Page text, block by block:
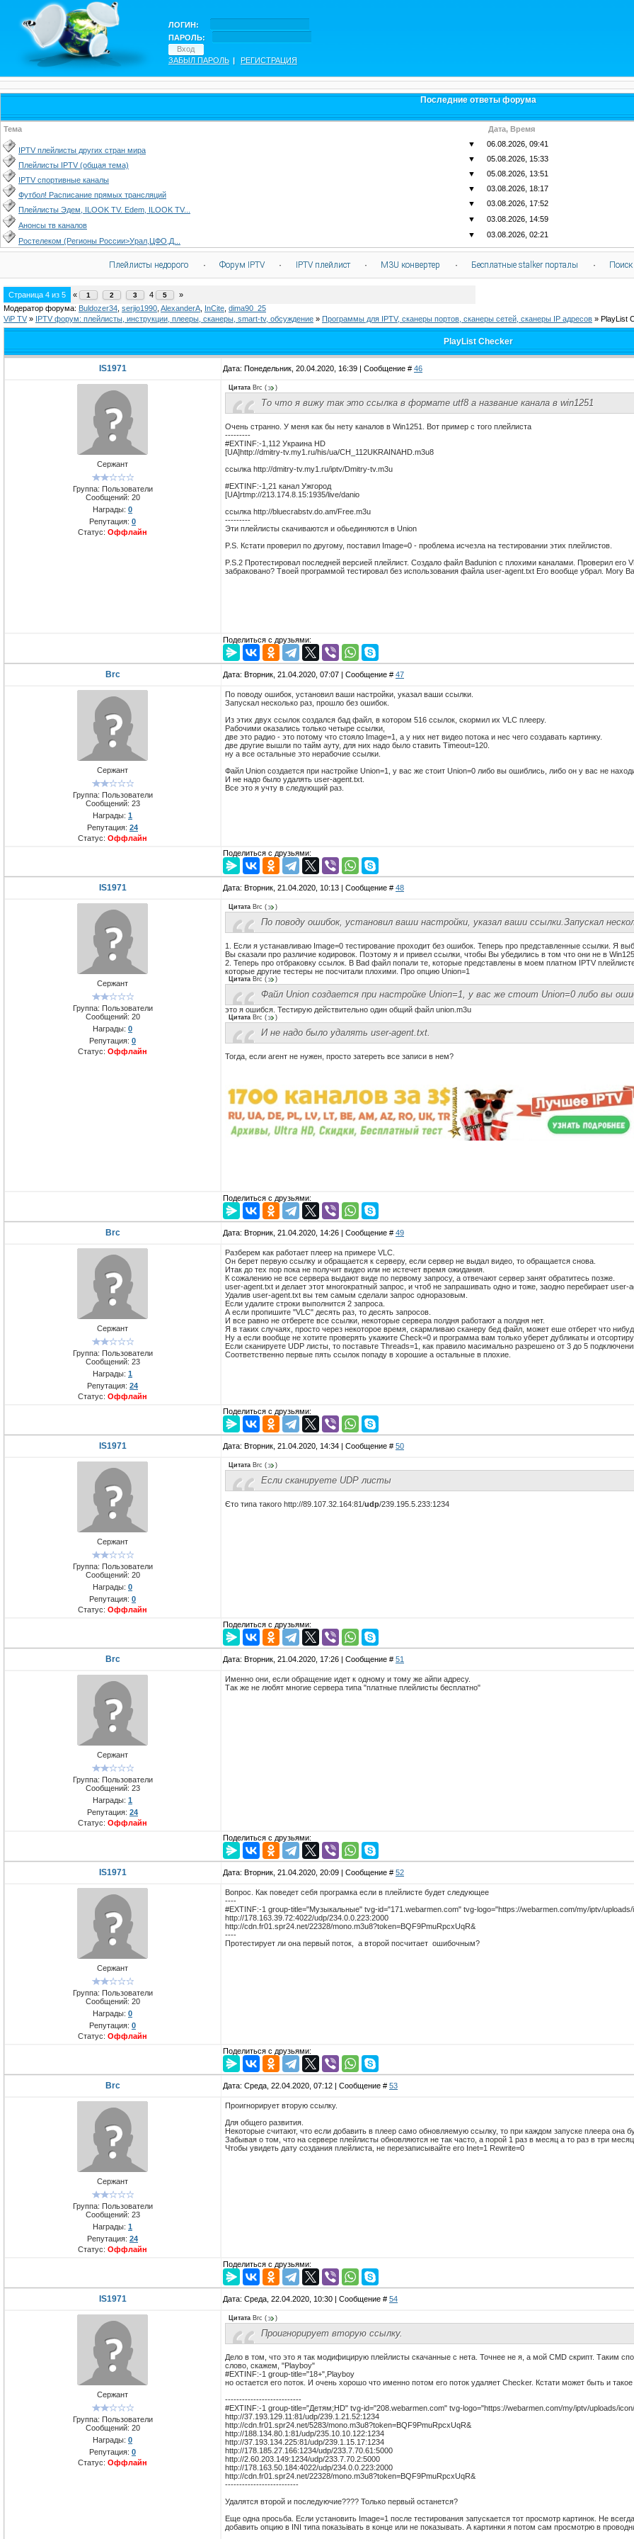
ЛОГИН:
ПАРОЛЬ:
ЗАБЫЛ ПАРОЛЬ | РЕГИСТРАЦИЯ
Последние ответы форума
Тема Дата, Время
IPTV плейлисты других стран мира
▼ 06.08.2026, 09:41
Плейлисты IPTV (общая тема)
▼ 05.08.2026, 15:33
IPTV спортивные каналы
▼ 05.08.2026, 13:51
Футбол! Расписание прямых трансляций
▼ 03.08.2026, 18:17
Плейлисты Эдем, ILOOK TV. Edem, ILOOK TV...
▼ 03.08.2026, 17:52
Анонсы тв каналов
▼ 03.08.2026, 14:59
Ростелеком (Регионы России>Урал,ЦФО,Д...
▼ 03.08.2026, 02:21
Плейлисты недорого · Форум IPTV · IPTV плейлист · M3U конвертер · Бесплатные stalker порталы · Поиск
Страница 4 из 5 « 1 2 3 4 5
»
Модератор форума: Buldozer34 serjio1990 AlexanderA InCite dima90_25
ViP TV » IPTV форум: плейлисты, инструкции, плееры, сканеры, smart-tv, обсуждение » Программы для IPTV, сканеры портов, сканеры сетей, сканеры IP адресов » PlayList
PlayList Checker
IS1971 Дата: Понедельник, 20.04.2020, 16:39 | Сообщение # 46
Сержант
Группа: Пользователи
Сообщений: 20
Награды: 0
Репутация: 0
Статус: Оффлайн
Цитата Brc ( )
То что я вижу так это ссылка в формате utf8 а название канала в win1251
Очень странно. У меня как бы нету каналов в Win1251. Вот пример с того плейлиста
---------
#EXTINF:-1,112 Украина HD
[UA]http://dmitry-tv.my1.ru/his/ua/CH_112UKRAINAHD.m3u8
ссылка http://dmitry-tv.my1.ru/iptv/Dmitry-tv.m3u
#EXTINF:-1,21 канал Ужгород
[UA]rtmp://213.174.8.15:1935/live/danio
ссылка http://bluecrabstv.do.am/Free.m3u
---------
Эти плейлисты скачиваются и обьединяются в Union
P.S. Кстати проверил по другому, поставил Image=0 - проблема исчезла на тестировании этих плейлистов.
P.S.2 Протестировал последней версией плейлист. Создало файл Badunion с плохими каналами. Проверил
забраковано? Твоей программой тестировал без использования файла user-agent.txt Его вообще убрал. Могу
Поделиться с друзьями:
Brc Дата: Вторник, 21.04.2020, 07:07 | Сообщение # 47
Сержант
Группа: Пользователи
Сообщений: 23
Награды: 1
Репутация: 24
Статус: Оффлайн
По поводу ошибок, установил ваши настройки, указал ваши ссылки.
Запускал несколько раз, прошло без ошибок.
Из этих двух ссылок создался бад файл, в котором 516 ссылок, скормил их VLC плееру.
Рабочими оказались только четыре ссылки,
две это радио - это потому что стояло Image=1, а у них нет видео потока и нес чего создавать картинку.
две другие вышли по тайм ауту, для них надо было ставить Timeout=120.
ну а все остальные это нерабочие ссылки.
Файл Union создается при настройке Union=1, у вас же стоит Union=0 либо вы ошиблись, либо он у вас не
И не надо было удалять user-agent.txt.
Все это я учту в следующий раз.
Поделиться с друзьями:
IS1971 Дата: Вторник, 21.04.2020, 10:13 | Сообщение # 48
Сержант
Группа: Пользователи
Сообщений: 20
Награды: 0
Репутация: 0
Статус: Оффлайн
Цитата Brc ( )
По поводу ошибок, установил ваши настройки, указал ваши ссылки.Запускал
1. Если я устанавливаю Image=0 тестирование проходит без ошибок. Теперь про представленные ссылки. Я
Вы сказали про различие кодировок. Поэтому я и привел ссылки, чтобы Вы убедились в том что они не в
2. Теперь про отбраковку ссылок. В Bad файл попали те, которые представлены в моем платном IPTV
которые другие тестеры не посчитали плохими. Про опцию Union=1
Цитата Brc ( )
Файл Union создается при настройке Union=1, у вас же стоит Union=0 либо вы
это я ошибся. Тестирую действительно один общий файл union.m3u
Цитата Brc ( )
И не надо было удалять user-agent.txt.
Тогда, если агент не нужен, просто затереть все записи в нем?
Поделиться с друзьями:
Brc Дата: Вторник, 21.04.2020, 14:26 | Сообщение # 49
Сержант
Группа: Пользователи
Сообщений: 23
Награды: 1
Репутация: 24
Статус: Оффлайн
Разберем как работает плеер на примере VLC.
Он берет первую ссылку и обращается к серверу, если сервер не выдал видео, то обращается снова.
Итак до тех пор пока не получит видео или не истечет время ожидания.
К сожалению не все сервера выдают виде по первому запросу, а отвечают сервер занят обратитесь позже.
user-agent.txt и делает этот многократный запрос, и чтоб не запрашивать одно и тоже, заодно перебирает user-
Удалив user-agent.txt вы тем самым сделали запрос одноразовым.
Если удалите строки выполнится 2 запроса.
А если пропишите "VLC" десять раз, то десять запросов.
И все равно не отберете все ссылки, некоторые сервера полдня работают а полдня нет.
Я в таких случаях, просто через некоторое время, скармливаю сканеру бед файл, может еше отберет что
Ну а если вообще не хотите проверять укажите Check=0 и программа вам только уберет дубликаты и
Если сканируете UDP листы, то поставьте Threads=1, как правило масимально разрешено от 3 до 5
Соответственно первые пять ссылок попаду в хорошие а остальные в плохие.
Поделиться с друзьями:
IS1971 Дата: Вторник, 21.04.2020, 14:34 | Сообщение # 50
Сержант
Группа: Пользователи
Сообщений: 20
Награды: 0
Репутация: 0
Статус: Оффлайн
Цитата Brc ( )
Если сканируете UDP листы
Єто типа такого http://89.107.32.164:81/udp/239.195.5.233:1234
Поделиться с друзьями:
Brc Дата: Вторник, 21.04.2020, 17:26 | Сообщение # 51
Сержант
Группа: Пользователи
Сообщений: 23
Награды: 1
Репутация: 24
Статус: Оффлайн
Именно они, если обращение идет к одному и тому же айпи адресу.
Так же не любят многие сервера типа "платные плейлисты бесплатно"
Поделиться с друзьями:
IS1971 Дата: Вторник, 21.04.2020, 20:09 | Сообщение # 52
Сержант
Группа: Пользователи
Сообщений: 20
Награды: 0
Репутация: 0
Статус: Оффлайн
Вопрос. Как поведет себя програмка если в плейлисте будет следующее
----
#EXTINF:-1 group-title="Музыкальные" tvg-id="171.webarmen.com" tvg-logo="https://webarmen.com/my/iptv/
http://178.163.39.72:4022/udp/234.0.0.223:2000
http://cdn.fr01.spr24.net/22328/mono.m3u8?token=BQF9PmuRpcxUqR&
----
Протестирует ли она первый поток, а второй посчитает ошибочным?
Поделиться с друзьями:
Brc Дата: Среда, 22.04.2020, 07:12 | Сообщение # 53
Сержант
Группа: Пользователи
Сообщений: 23
Награды: 1
Репутация: 24
Статус: Оффлайн
Проигнорирует вторую ссылку.
Для общего развития.
Некоторые считают, что если добавить в плеер само обновляемую ссылку, то при каждом запуске плеера она
Забывая о том, что на сервере плейлисты обновляются не так часто, а порой 1 раз в месяц а то раз в три
Чтобы увидеть дату создания плейлиста, не перезаписывайте его Inet=1 Rewrite=0
Поделиться с друзьями:
IS1971 Дата: Среда, 22.04.2020, 10:30 | Сообщение # 54
Сержант
Группа: Пользователи
Сообщений: 20
Награды: 0
Репутация: 0
Статус: Оффлайн
Цитата Brc ( )
Проигнорирует вторую ссылку.
Дело в том, что это я так модифицирую плейлисты скачанные с нета. Точнее не я, а мой CMD скрипт. Таким
слово, скажем, "Playboy"
#EXTINF:-1 group-title="18+",Playboy
но остается его поток. И очень хорошо что именно потом его поток удаляет Checker. Кстати может быть и такое
---------------------------
#EXTINF:-1 group-title="Детям;HD" tvg-id="208.webarmen.com" tvg-logo="https://webarmen.com/my/iptv/uploads/
http://37.193.129.11:81/udp/239.1.21.52:1234
http://cdn.fr01.spr24.net/5283/mono.m3u8?token=BQF9PmuRpcxUqR&
http://188.134.80.1:81/udp/235.10.10.122:1234
http://37.193.134.225:81/udp/239.1.15.17:1234
http://178.185.27.166:1234/udp/233.7.70.61:5000
http://2.60.203.149:1234/udp/233.7.70.2:5000
http://178.163.50.184:4022/udp/234.0.0.223:2000
http://cdn.fr01.spr24.net/22328/mono.m3u8?token=BQF9PmuRpcxUqR&
--------------------------
Удалятся второй и последуючие???? Только первый останется?
Еще одна просьба. Если установить Image=1 после тестирования запускается тот просмотр картинок. Не
добавить опцию в INI типа показьівать в конце или не показывать. А картинки я потом сам просмотрю в